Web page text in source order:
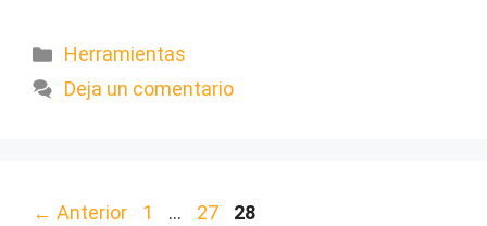
Categorías
Herramientas
Deja un comentario
← Anterior Página
1 … Página
27 Página
28